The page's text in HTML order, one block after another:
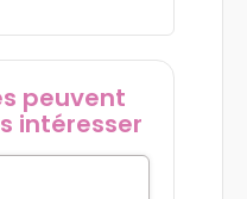
peuvent
intéresser